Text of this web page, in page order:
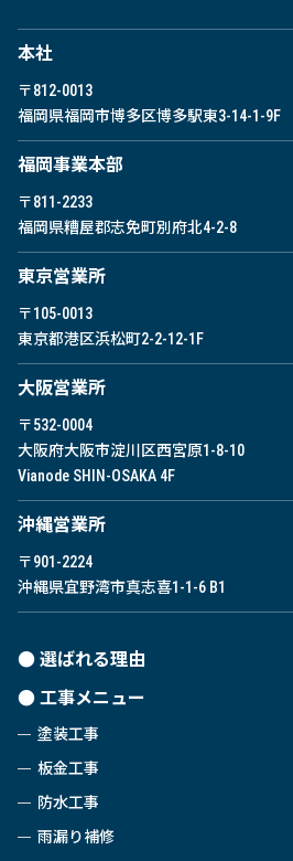
本社
〒812-0013
福岡県福岡市博多区博多駅東3-14-1-9F
福岡事業本部
〒811-2233
福岡県糟屋郡志免町別府北4-2-8
東京営業所
〒105-0013
東京都港区浜松町2-2-12-1F
⼤阪営業所
〒532-0004
大阪府大阪市淀川区西宮原1-8-10
Vianode SHIN-OSAKA 4F
沖縄営業所
〒901-2224
沖縄県宜野湾市真志喜1-1-6 B1
選ばれる理由
工事メニュー
塗装工事
板金工事
防水工事
雨漏り補修